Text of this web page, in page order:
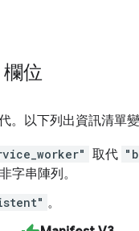
位
。以下列出資訊清單變
取代
字串陣列。
。